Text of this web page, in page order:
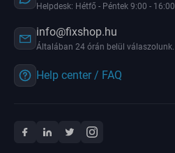
Helpdesk: Hétfő - Péntek 9:00 - 16:00
info@fixshop.hu
Általában 24 órán belül válaszolunk.
Help center / FAQ